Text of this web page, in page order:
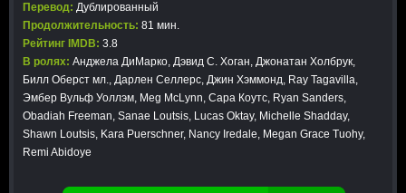
Перевод: Дублированный
Продолжительность: 81 мин.
Рейтинг IMDB: 3.8
В ролях: Анджела ДиМарко, Дэвид С. Хоган, Джонатан Холбрук,
Билл Оберст мл., Дарлен Селлерс, Джин Хэммонд, Ray Tagavilla,
Эмбер Вульф Уоллэм, Meg McLynn, Сара Коутс, Ryan Sanders,
Obadiah Freeman, Sanae Loutsis, Lucas Oktay, Michelle Shadday,
Shawn Loutsis, Kara Puerschner, Nancy Iredale, Megan Grace Tuohy,
Remi Abidoye